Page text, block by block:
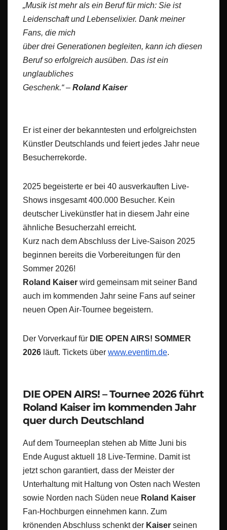
„Musik ist mehr als ein Beruf für mich: Sie ist
Leidenschaft und Lebenselixier. Dank meiner
Fans, die mich
über drei Generationen begleiten, kann ich diesen
Beruf so erfolgreich ausüben. Das ist ein
unglaubliches
Geschenk.“ – Roland Kaiser
Er ist einer der bekanntesten und erfolgreichsten
Künstler Deutschlands und feiert jedes Jahr neue
Besucherrekorde.
2025 begeisterte er bei 40 ausverkauften Live-
Shows insgesamt 400.000 Besucher. Kein
deutscher Livekünstler hat in diesem Jahr eine
ähnliche Besucherzahl erreicht.
Kurz nach dem Abschluss der Live-Saison 2025
beginnen bereits die Vorbereitungen für den
Sommer 2026!
Roland Kaiser wird gemeinsam mit seiner Band
auch im kommenden Jahr seine Fans auf seiner
neuen Open Air-Tournee begeistern.
Der Vorverkauf für DIE OPEN AIRS! SOMMER
2026 läuft. Tickets über www.eventim.de.
DIE OPEN AIRS! – Tournee 2026 führt
Roland Kaiser im kommenden Jahr
quer durch Deutschland
Auf dem Tourneeplan stehen ab Mitte Juni bis
Ende August aktuell 18 Live-Termine. Damit ist
jetzt schon garantiert, dass der Meister der
Unterhaltung mit Haltung von Osten nach Westen
sowie Norden nach Süden neue Roland Kaiser
Fan-Hochburgen einnehmen kann. Zum
krönenden Abschluss schenkt der Kaiser seinen